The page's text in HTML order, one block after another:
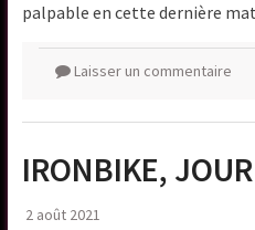
palpable en cette dernière
Laisser un commentaire
IRONBIKE,
2 août 2021